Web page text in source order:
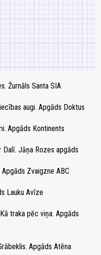
Žurnāls Santa SIA
augi. Apgāds Doktus
Apgāds Kontinents
Dalī. Jāņa Rozes apgāds
Zvaigzne ABC
Lauku Avīze
traka pēc viņa. Apgāds
Apgāds Atēna